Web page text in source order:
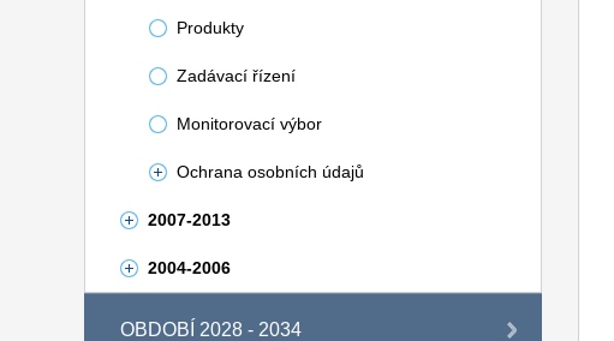
Produkty
Zadávací řízení
Monitorovací výbor
Ochrana osobních údajů
2007-2013
2004-2006
OBDOBÍ 2028 - 2034